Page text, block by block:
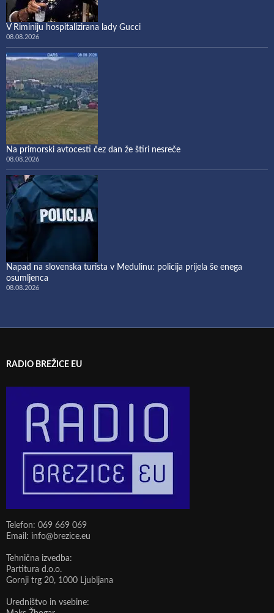
V Riminiju hospitalizirana lady Gucci
08.08.2026
Na primorski avtocesti čez dan že štiri nesreče
08.08.2026
Napad na slovenska turista v Medulinu: policija prijela še enega
osumljenca
08.08.2026
RADIO BREŽICE EU
Telefon: 069 669 069
Email: info@brezice.eu
Tehnična izvedba:
Partitura d.o.o.
Gornji trg 20, 1000 Ljubljana
Uredništvo in vsebine: